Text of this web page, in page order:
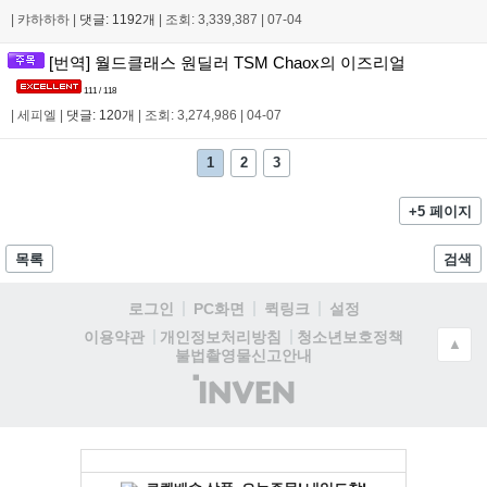
캬하하하 댓글: 1192개 조회: 3,339,387 07-04
[번역] 월드클래스 원딜러 TSM Chaox의 이즈리얼
111 / 118
| 세피엘 | 댓글: 120개 | 조회: 3,274,986 | 04-07
1 2 3
+5 페이지
목록 검색
로그인 PC화면 퀵링크
설정
이용약관
개인정보처리방침
청소년보호정책
불법촬영물신고안내
(주)
인
▲